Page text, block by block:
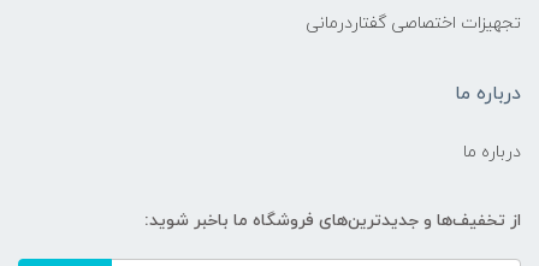
تجهیزات اختصاصی گفتاردرمانی
درباره ما
درباره ما
از تخفیف‌ها و جدیدترین‌های فروشگاه ما باخبر شوید: